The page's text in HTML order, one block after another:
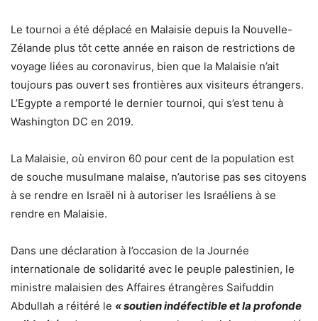
Le tournoi a été déplacé en Malaisie depuis la Nouvelle-
Zélande plus tôt cette année en raison de restrictions de
voyage liées au coronavirus, bien que la Malaisie n’ait
toujours pas ouvert ses frontières aux visiteurs étrangers.
L’Egypte a remporté le dernier tournoi, qui s’est tenu à
Washington DC en 2019.
La Malaisie, où environ 60 pour cent de la population est
de souche musulmane malaise, n’autorise pas ses citoyens
à se rendre en Israël ni à autoriser les Israéliens à se
rendre en Malaisie.
Dans une déclaration à l’occasion de la Journée
internationale de solidarité avec le peuple palestinien, le
ministre malaisien des Affaires étrangères Saifuddin
Abdullah a réitéré le « soutien indéfectible et la profonde